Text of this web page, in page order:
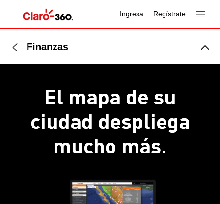
Ingresa Regístrate
Finanzas
El mapa de su
ciudad despliega
mucho más.